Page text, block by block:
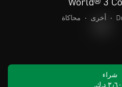
World® 3
• أخرى • محاكاة
شراء
د.ك.‏